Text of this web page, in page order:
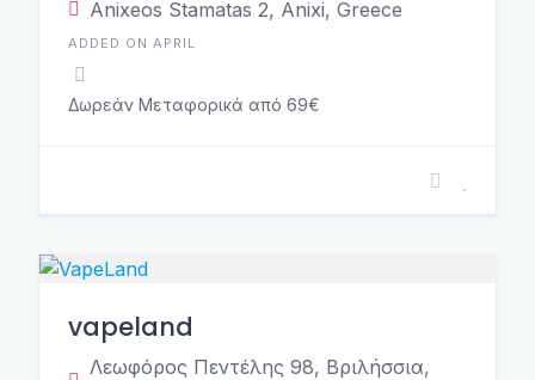
Anixeos Stamatas 2, Anixi, Greece
ADDED ON APRIL
Δωρεάν Μεταφορικά από 69€
vapeland
Λεωφόρος Πεντέλης 98, Βριλήσσια,